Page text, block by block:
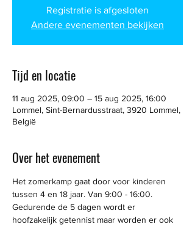
Registratie is afgesloten
Andere evenementen bekijken
Tijd en locatie
11 aug 2025, 09:00 – 15 aug 2025, 16:00
Lommel, Sint-Bernardusstraat, 3920 Lommel,
België
Over het evenement
Het zomerkamp gaat door voor kinderen
tussen 4 en 18 jaar. Van 9:00 - 16:00.
Gedurende de 5 dagen wordt er
hoofzakelijk getennist maar worden er ook